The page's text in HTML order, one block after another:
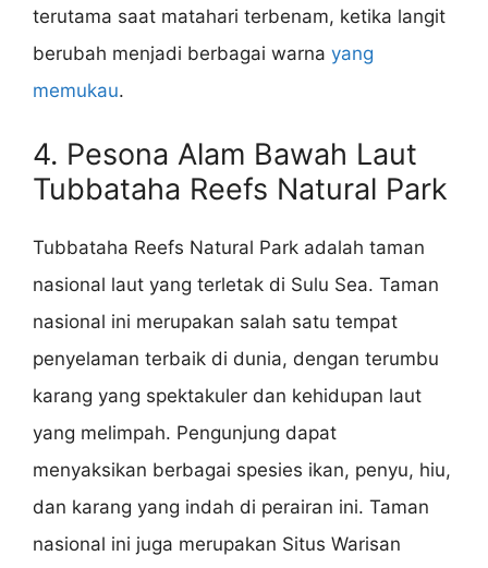
terutama saat matahari terbenam, ketika langit
berubah menjadi berbagai warna yang
memukau.
4. Pesona Alam Bawah Laut
Tubbataha Reefs Natural Park
Tubbataha Reefs Natural Park adalah taman
nasional laut yang terletak di Sulu Sea. Taman
nasional ini merupakan salah satu tempat
penyelaman terbaik di dunia, dengan terumbu
karang yang spektakuler dan kehidupan laut
yang melimpah. Pengunjung dapat
menyaksikan berbagai spesies ikan, penyu, hiu,
dan karang yang indah di perairan ini. Taman
nasional ini juga merupakan Situs Warisan